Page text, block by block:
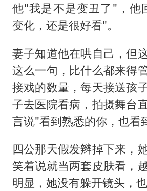
他"我是不是变丑了"，他
变化，还是很好看"。
妻子知道他在哄自己，但
这么一句，比什么都来得
接戏的数量，每天接送孩
子去医院看病，拍摄舞台
言说"看到熟悉的你，也看
四公那天假发辫掉下来，
笑着说就当两套皮肤看，
明显，她没有躲开镜头，也